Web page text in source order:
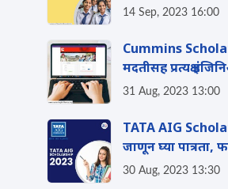
जिंकण्याची संधी
14 Sep, 2023 16:00
Cummins
मदतीसह प्रत्यक्ष
शिकवणारी अनोखी
31 Aug, 2023 13:00
TATA AIG
जाणून घ्या पात्रता,
करण्याची अंतिम
30 Aug, 2023 13:30